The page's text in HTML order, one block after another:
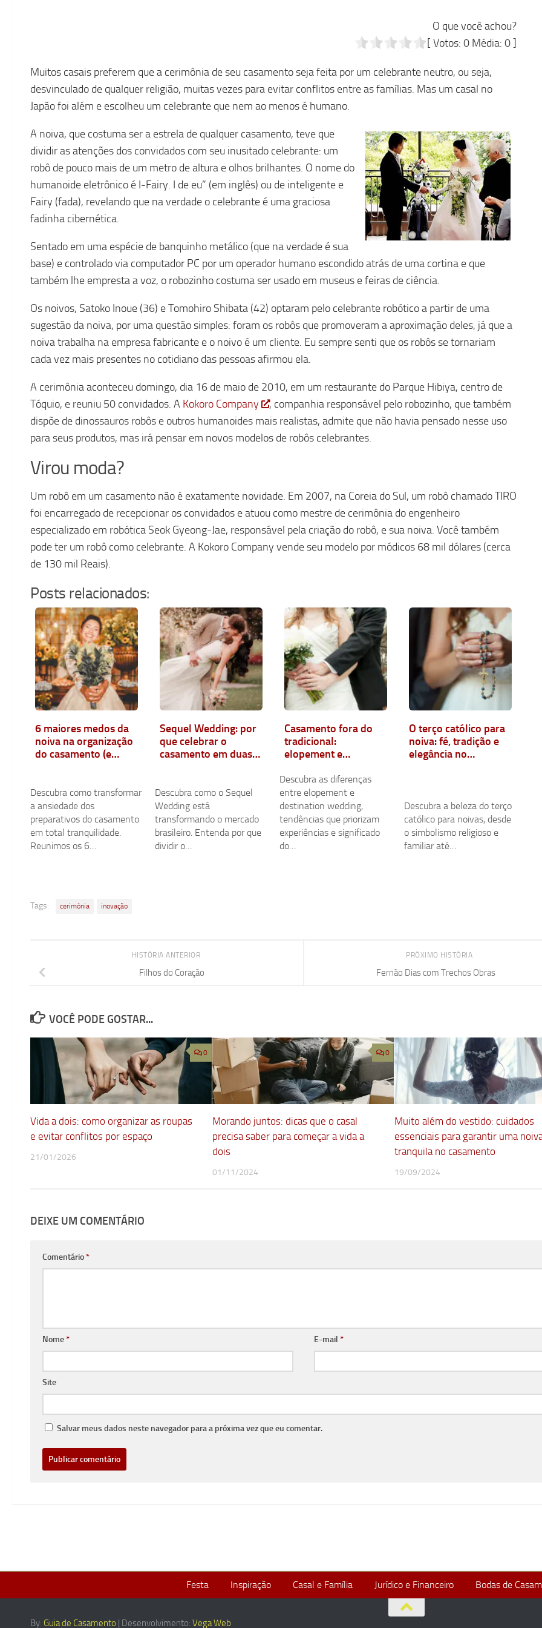
O que você achou?
[ Votos: 0 Média: 0]
Muitos casais preferem que a cerimônia de seu casamento seja feita por um celebrante neutro, ou seja,
desvinculado de qualquer religião, muitas vezes para evitar conflitos entre as famílias. Mas um casal no
Japão foi além e escolheu um celebrante que nem ao menos é humano.
A noiva, que costuma ser a estrela de qualquer casamento, teve que
dividir as atenções dos convidados com seu inusitado celebrante: um
robô de pouco mais de um metro de altura e olhos brilhantes. O nome do
humanoide eletrônico é I-Fairy. I de eu” (em inglês) ou de inteligente e
Fairy (fada), revelando que na verdade o celebrante é uma graciosa
fadinha cibernética.
Sentado em uma espécie de banquinho metálico (que na verdade é sua
base) e controlado via computador PC por um operador humano escondido atrás de uma cortina e que
também lhe empresta a voz, o robozinho costuma ser usado em museus e feiras de ciência.
Os noivos, Satoko Inoue (36) e Tomohiro Shibata (42) optaram pelo celebrante robótico a partir de uma
sugestão da noiva, por uma questão simples: foram os robôs que promoveram a aproximação deles, já que a
noiva trabalha na empresa fabricante e o noivo é um cliente. Eu sempre senti que os robôs se tornariam
cada vez mais presentes no cotidiano das pessoas afirmou ela.
A cerimônia aconteceu domingo, dia 16 de maio de 2010, em um restaurante do Parque Hibiya, centro de
Tóquio, e reuniu 50 convidados. A Kokoro Company
, companhia responsável pelo robozinho, que também
dispõe de dinossauros robôs e outros humanoides mais realistas, admite que não havia pensado nesse uso
para seus produtos, mas irá pensar em novos modelos de robôs celebrantes.
Virou moda?
Um robô em um casamento não é exatamente novidade. Em 2007, na Coreia do Sul, um robô chamado TIRO
foi encarregado de recepcionar os convidados e atuou como mestre de cerimônia do engenheiro
especializado em robótica Seok Gyeong-Jae, responsável pela criação do robô, e sua noiva. Você também
pode ter um robô como celebrante. A Kokoro Company vende seu modelo por módicos 68 mil dólares (cerca
de 130 mil Reais).
Posts relacionados:
6 maiores medos da
noiva na organização
do casamento (e
Descubra como transformar
a ansiedade dos
preparativos do casamento
em total tranquilidade.
Reunimos os 6…
Sequel Wedding: por
que celebrar o
casamento em duas
Descubra como o Sequel
Wedding está
transformando o mercado
brasileiro. Entenda por que
dividir o…
Casamento fora do
tradicional:
elopement e
Descubra as diferenças
entre elopement e
destination wedding,
tendências que priorizam
experiências e significado
do…
O terço católico para
noiva: fé, tradição e
elegância no
Descubra a beleza do terço
católico para noivas, desde
o simbolismo religioso e
familiar até…
Tags: cerimônia inovação
PRÓXIMO HISTÓRIA
Fernão Dias com Trechos Obras
HISTÓRIA ANTERIOR
Filhos do Coração
VOCÊ PODE GOSTAR...
0
Vida a dois: como organizar as roupas
e evitar conflitos por espaço
21/01/2026
0
Morando juntos: dicas que o casal
precisa saber para começar a vida a
dois
01/11/2024
Muito além do vestido: cuidados
essenciais para garantir uma
tranquila no casamento
19/09/2024
DEIXE UM COMENTÁRIO
Comentário*
Nome* E-mail*
Site
Salvar meus dados neste navegador para a próxima vez que eu comentar.
Festa Inspiração Casal e Família Jurídico e Financeiro Bodas de
By: Guia de Casamento | Desenvolvimento: Vega Web